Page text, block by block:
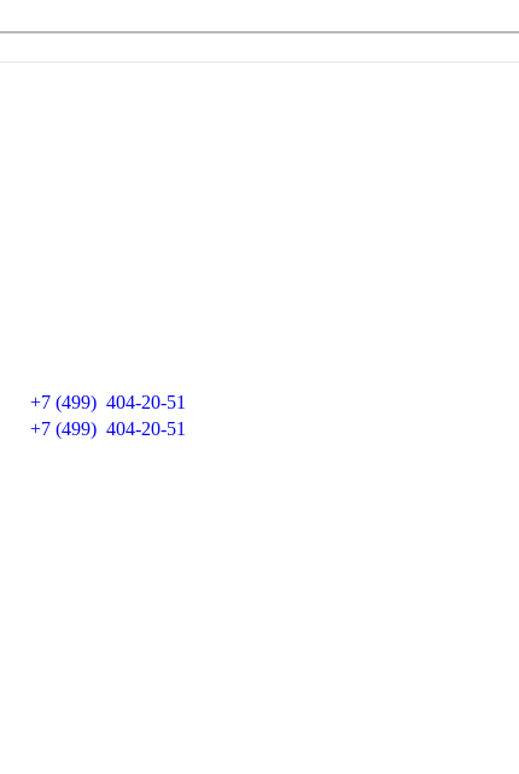
+7 (499) 404-20-51
+7 (499) 404-20-51